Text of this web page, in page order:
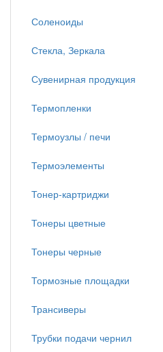
Соленоиды
Стекла, Зеркала
Сувенирная продукция
Термопленки
Термоузлы / печи
Термоэлементы
Тонер-картриджи
Тонеры цветные
Тонеры черные
Тормозные площадки
Трансиверы
Трубки подачи чернил